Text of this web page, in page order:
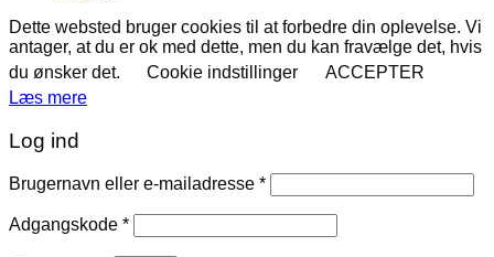
Dette websted bruger cookies til at forbedre din oplevelse. Vi
antager, at du er ok med dette, men du kan fravælge det, hvis
du ønsker det.
Cookie indstillinger
ACCEPTER
Læs mere
Log ind
Brugernavn eller e-mailadresse *Påkrævet
Adgangskode *Påkrævet